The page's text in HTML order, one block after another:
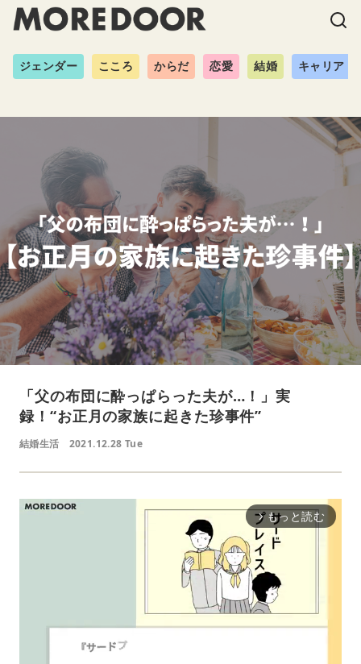
ジェンダー こころ からだ 恋愛 結婚 キャリア
「父の布団に酔っぱらった夫が…！」実
録！“お正月の家族に起きた珍事件”
結婚生活 2021.12.28 Tue
arrow_forward_ios もっと読む